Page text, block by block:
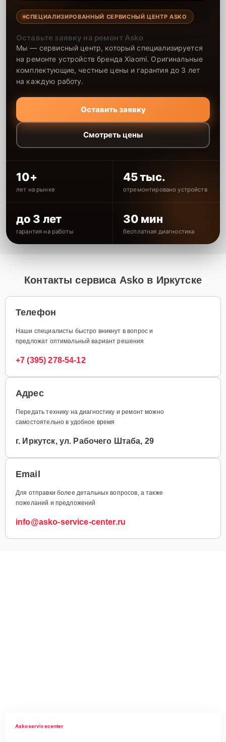
СПЕЦИАЛИЗИРОВАННЫЙ СЕРВИСНЫЙ ЦЕНТР ASKO
Оставьте заявку на ремонт Asko
Мы — сервисный центр, который специализируется
на ремонте устройств бренда Xiaomi. Оригинальные
комплектующие, честные цены и гарантия до 3 лет
на каждую работу.
Оставить заявку
Смотреть цены
10+
лет на рынке
45 тыс.
отремонтировано устройств
до 3 лет
гарантия на работы
30 мин
бесплатная диагностика
Контакты сервиса Asko в Иркутске
Телефон
Наши специалисты быстро вникнут в вопрос и
предложат оптимальный вариант решения
+7 (395) 278-54-12
Адрес
Передать технику на диагностику и ремонт можно
самостоятельно в удобное время
г. Иркутск, ул. Рабочего Штаба, 29
Email
Для отправки более детальных вопросов, а также
пожеланий и предложений
info@asko-service-center.ru
Askoservicecenter